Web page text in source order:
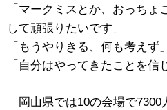
「マークミスとか、おっちょ
して頑張りたいです」
「もうやりきる、何も考えず」
「自分はやってきたことを信
岡山県では10の会場で7300